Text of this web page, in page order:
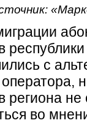
с
региона
во